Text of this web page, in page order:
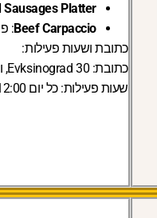
Sausages Platter
Beef Carpaccio
:
כתובת ושעות פעילות:
כתובת: Evksinograd 30, ורנה, בולגריה
שעות פעילות: כל יום 12:00–22:30